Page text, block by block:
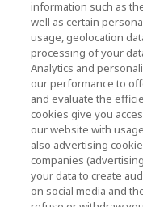
KIOXIA Holdings
Relações com
Página inicial
Corporation
Relações
information such as
well as certain
usage, geolocation
processing of your
Analytics and
our performance to
and evaluate the
cookies give you
our website with
also advertising
companies
your data to create
on social media and